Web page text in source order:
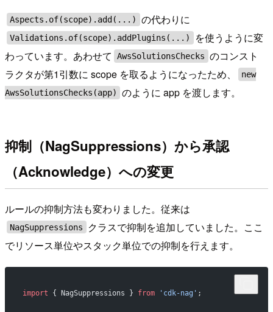
Aspects.of(scope).add(...) の代わりに
Validations.of(scope).addPlugins(...)
を使うように変
わっています。あわせて
AwsSolutionsChecks のコンスト
ラクタが第1引数に scope を取るようになったため、
new
AwsSolutionsChecks(app)
のように app を渡します。
抑制（NagSuppressions）から承認
（Acknowledge）への変更
ルールの抑制方法も変わりました。従来は
NagSuppressions
クラスで抑制を追加していました。ここ
でリソース単位やスタック単位での抑制を行えます。
import { NagSuppressions } from 'cdk-nag' ;